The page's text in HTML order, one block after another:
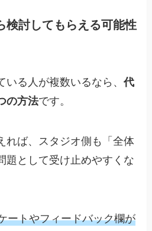
検討してもらえる可能性
いる人が複数いるなら、代
の方法です。
れば、スタジオ側も「全体
題として受け止めやすくな
ートやフィードバック欄が